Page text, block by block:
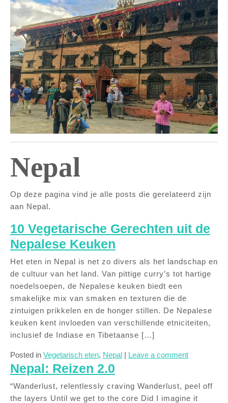
Nepal
Op deze pagina vind je alle posts die gerelateerd zijn
aan Nepal.
10 Vegetarische Gerechten uit de
Nepalese Keuken
Het eten in Nepal is net zo divers als het landschap en
de cultuur van het land. Van pittige curry’s tot hartige
noedelsoepen, de Nepalese keuken biedt een
smakelijke mix van smaken en texturen die de
zintuigen prikkelen en de honger stillen. De Nepalese
keuken kent invloeden van verschillende etniciteiten,
inclusief de Indiase en Tibetaanse […]
Posted in Vegetarisch eten, Nepal | Leave a comment
Nepal: Reizen 2.0
“Wanderlust, relentlessly craving Wanderlust, peel off
the layers Until we get to the core Did I imagine it